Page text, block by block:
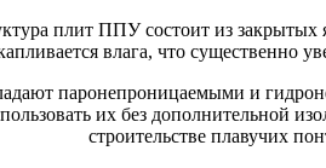
плит ППУ состоит из закрытых
влага, что существенно
паронепроницаемыми и
их без дополнительной
строительстве плавучих